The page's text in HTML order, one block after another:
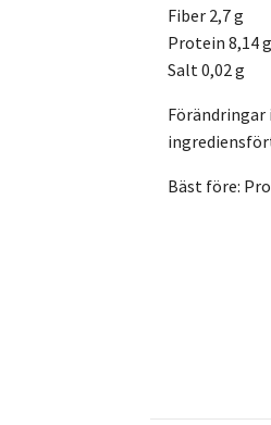
Fiber 2,7 g
Protein 8,14 g
Salt 0,02 g
Bäst före: